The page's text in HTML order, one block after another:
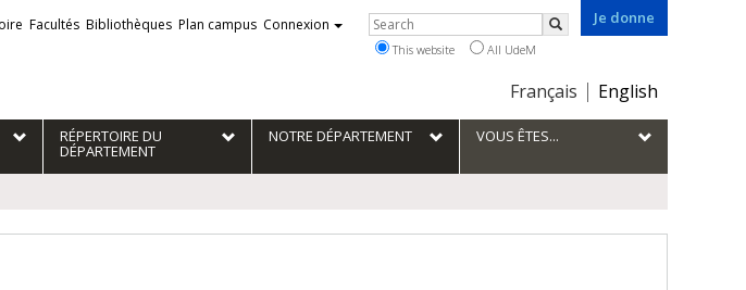
Je donne
Choix
la
langue
Français English
Facultés Bibliothèques Plan campus Connexion Rechercher
Search
This website All UdeM
RÉPERTOIRE DU
DÉPARTEMENT
NOTRE DÉPARTEMENT VOUS ÊTES...